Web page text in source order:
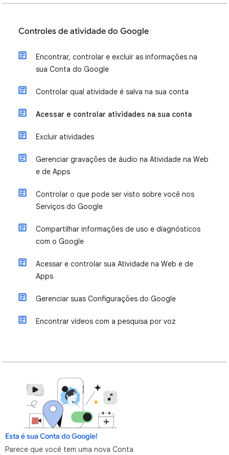
Controles de atividade do Google
Encontrar, controlar e excluir as informações na
sua Conta do Google
Controlar qual atividade é salva na sua conta
Acessar e controlar atividades na sua conta
Excluir atividades
Gerenciar gravações de áudio na Atividade na Web
e de Apps
Controlar o que pode ser visto sobre você nos
Serviços do Google
Compartilhar informações de uso e diagnósticos
com o Google
Acessar e controlar sua Atividade na Web e de
Apps
Gerenciar suas Configurações do Google
Encontrar vídeos com a pesquisa por voz
Esta é sua Conta do Google!
Parece que você tem uma nova Conta